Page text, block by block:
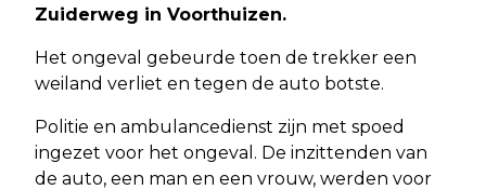
Zuiderweg in Voorthuizen.
Het ongeval gebeurde toen de trekker een
weiland verliet en tegen de auto botste.
Politie en ambulancedienst zijn met spoed
ingezet voor het ongeval. De inzittenden van
de auto, een man en een vrouw, werden voor